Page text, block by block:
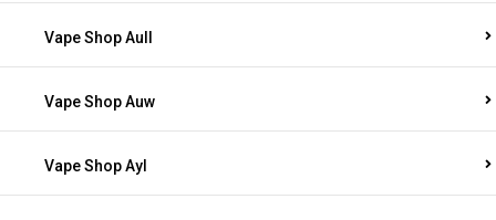
Vape Shop Aull
Vape Shop Auw
Vape Shop Ayl